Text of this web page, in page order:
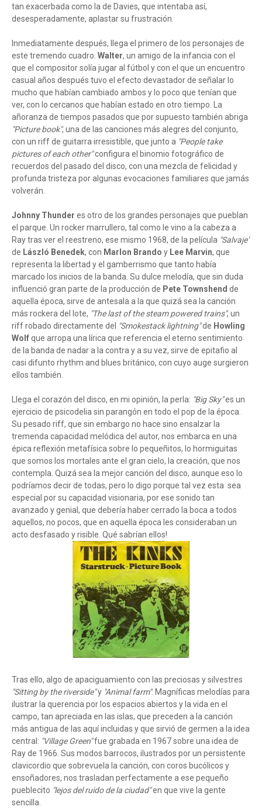
tan exacerbada como la de Davies, que intentaba así,
desesperadamente, aplastar su frustración.
Inmediatamente después, llega el primero de los personajes de
este tremendo cuadro. Walter, un amigo de la infancia con el
que el compositor solía jugar al fútbol y con el que un encuentro
casual años después tuvo el efecto devastador de señalar lo
mucho que habían cambiado ambos y lo poco que tenían que
ver, con lo cercanos que habían estado en otro tiempo. La
añoranza de tiempos pasados que por supuesto también abriga
"Picture book", una de las canciones más alegres del conjunto,
con un riff de guitarra irresistible, que junto a "People take
pictures of each other"configura el binomio fotográfico de
recuerdos del pasado del disco, con una mezcla de felicidad y
profunda tristeza por algunas evocaciones familiares que jamás
volverán.
Johnny Thunder es otro de los grandes personajes que pueblan
el parque. Un rocker marrullero, tal como le vino a la cabeza a
Ray tras ver el reestreno, ese mismo 1968, de la película "Salvaje"
de László Benedek, con Marlon Brando y Lee Marvin, que
representa la libertad y el gamberrismo que tanto había
marcado los inicios de la banda. Su dulce melodía, que sin duda
influenció gran parte de la producción de Pete Townshend de
aquella época, sirve de antesala a la que quizá sea la canción
más rockera del lote, "The last of the steam powered trains", un
riff robado directamente del
"Smokestack lightning"de Howling
Wolfque arropa una lírica que referencia el eterno sentimiento
de la banda de nadar a la contra y a su vez, sirve de epitafio al
casi difunto rhythm and blues británico, con cuyo auge surgieron
ellos también.
Llega el corazón del disco, en mi opinión, la perla: "Big Sky"es un
ejercicio de psicodelia sin parangón en todo el pop de la época.
Su pesado riff, que sin embargo no hace sino ensalzar la
tremenda capacidad melódica del autor, nos embarca en una
épica reflexión metafísica sobre lo pequeñitos, lo hormiguitas
que somos los mortales ante el gran cielo, la creación, que nos
contempla. Quizá sea la mejor canción del disco, aunque eso lo
podríamos decir de todas, pero lo digo porque tal vez esta sea
especial por su capacidad visionaria, por ese sonido tan
avanzado y genial, que debería haber cerrado la boca a todos
aquellos, no pocos, que en aquella época les consideraban un
acto desfasado y risible. Qué sabrían ellos!
Tras ello, algo de apaciguamiento con las preciosas y silvestres
"Sitting by the riverside"y "Animal farm". Magníficas melodías para
ilustrar la querencia por los espacios abiertos y la vida en el
campo, tan apreciada en las islas, que preceden a la canción
más antigua de las aquí incluidas y que sirvió de germen a la idea
central: "Village Green"fue grabada en 1967 sobre una idea de
Ray de 1966. Sus modos barrocos, ilustrados por un persistente
clavicordio que sobrevuela la canción, con coros bucólicos y
ensoñadores, nos trasladan perfectamente a ese pequeño
pueblecito "lejos del ruido de la ciudad"en que vive la gente
sencilla.